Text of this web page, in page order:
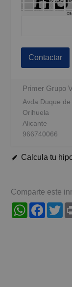
Contactar
Primer Grupo
Avda Duque de
Orihuela
Alicante
966740066
Calcula tu
Comparte este
WhatsApp